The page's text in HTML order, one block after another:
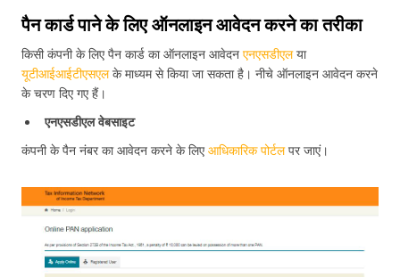
पैन कार्ड पाने के लिए ऑनलाइन आवेदन करने का तरीका
किसी कंपनी के लिए पैन कार्ड का ऑनलाइन आवेदन एनएसडीएलया
यूटीआईआईटीएसएलके माध्यम से किया जा सकता है। नीचे ऑनलाइन आवेदन करने
के चरण दिए गए हैं।
एनएसडीएल वेबसाइट
कंपनी के पैन नंबर का आवेदन करने के लिए आधिकारिक पोर्टलपर जाएं।